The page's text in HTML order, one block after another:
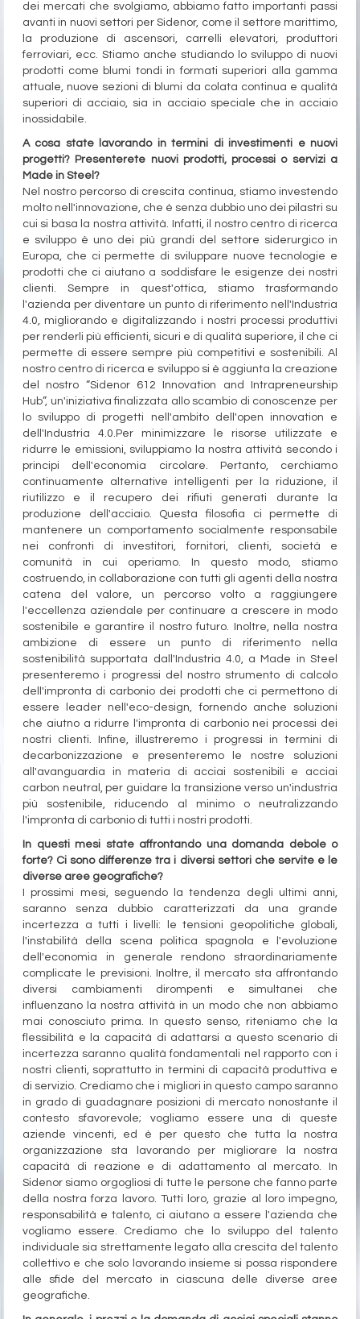
dei mercati che svolgiamo, abbiamo fatto importanti passi
avanti in nuovi settori per Sidenor, come il settore marittimo,
la produzione di ascensori, carrelli elevatori, produttori
ferroviari, ecc. Stiamo anche studiando lo sviluppo di nuovi
prodotti come blumi tondi in formati superiori alla gamma
attuale, nuove sezioni di blumi da colata continua e qualità
superiori di acciaio, sia in acciaio speciale che in acciaio
inossidabile.
A cosa state lavorando in termini di investimenti e nuovi
progetti? Presenterete nuovi prodotti, processi o servizi a
Made in Steel?
Nel nostro percorso di crescita continua, stiamo investendo
molto nell'innovazione, che è senza dubbio uno dei pilastri su
cui si basa la nostra attività. Infatti, il nostro centro di ricerca
e sviluppo è uno dei più grandi del settore siderurgico in
Europa, che ci permette di sviluppare nuove tecnologie e
prodotti che ci aiutano a soddisfare le esigenze dei nostri
clienti. Sempre in quest'ottica, stiamo trasformando
l'azienda per diventare un punto di riferimento nell'Industria
4.0, migliorando e digitalizzando i nostri processi produttivi
per renderli più efficienti, sicuri e di qualità superiore, il che ci
permette di essere sempre più competitivi e sostenibili. Al
nostro centro di ricerca e sviluppo si è aggiunta la creazione
del nostro “Sidenor 612 Innovation and Intrapreneurship
Hub”, un'iniziativa finalizzata allo scambio di conoscenze per
lo sviluppo di progetti nell'ambito dell'open innovation e
dell'Industria 4.0. Per minimizzare le risorse utilizzate e
ridurre le emissioni, sviluppiamo la nostra attività secondo i
principi dell'economia circolare. Pertanto, cerchiamo
continuamente alternative intelligenti per la riduzione, il
riutilizzo e il recupero dei rifiuti generati durante la
produzione dell'acciaio. Questa filosofia ci permette di
mantenere un comportamento socialmente responsabile
nei confronti di investitori, fornitori, clienti, società e
comunità in cui operiamo. In questo modo, stiamo
costruendo, in collaborazione con tutti gli agenti della nostra
catena del valore, un percorso volto a raggiungere
l'eccellenza aziendale per continuare a crescere in modo
sostenibile e garantire il nostro futuro.
Inoltre, nella nostra
ambizione di essere un punto di riferimento nella
sostenibilità supportata dall'Industria 4.0, a Made in Steel
presenteremo i progressi del nostro strumento di calcolo
dell'impronta di carbonio dei prodotti che ci permettono di
essere leader nell'eco-design, fornendo anche soluzioni
che aiutno a ridurre l'impronta di carbonio nei processi dei
nostri clienti. Infine, illustreremo i progressi in termini di
decarbonizzazione e presenteremo le nostre soluzioni
all'avanguardia in materia di acciai sostenibili e acciai
carbon neutral, per guidare la transizione verso un'industria
più sostenibile, riducendo al minimo o neutralizzando
l'impronta di carbonio di tutti i nostri prodotti.
In questi mesi state affrontando una domanda debole o
forte? Ci sono differenze tra i diversi settori che servite e le
diverse aree geografiche?
I prossimi mesi, seguendo la tendenza degli ultimi anni,
saranno senza dubbio caratterizzati da una grande
incertezza a tutti i livelli: le tensioni geopolitiche globali,
l'instabilità della scena politica spagnola e l'evoluzione
dell'economia in generale rendono straordinariamente
complicate le previsioni. Inoltre, il mercato sta affrontando
diversi cambiamenti dirompenti e simultanei che
influenzano la nostra attività in un modo che non abbiamo
mai conosciuto prima.
In questo senso, riteniamo che la
flessibilità e la capacità di adattarsi a questo scenario di
incertezza saranno qualità fondamentali nel rapporto con i
nostri clienti, soprattutto in termini di capacità produttiva e
di servizio. Crediamo che i migliori in questo campo saranno
in grado di guadagnare posizioni di mercato nonostante il
contesto sfavorevole; vogliamo essere una di queste
aziende vincenti, ed è per questo che tutta la nostra
organizzazione sta lavorando per migliorare la nostra
capacità di reazione e di adattamento al mercato.
In
Sidenor siamo orgogliosi di tutte le persone che fanno parte
della nostra forza lavoro. Tutti loro, grazie al loro impegno,
responsabilità e talento, ci aiutano a essere l'azienda che
vogliamo essere. Crediamo che lo sviluppo del talento
individuale sia strettamente legato alla crescita del talento
collettivo e che solo lavorando insieme si possa rispondere
alle sfide del mercato in ciascuna delle diverse aree
geografiche.